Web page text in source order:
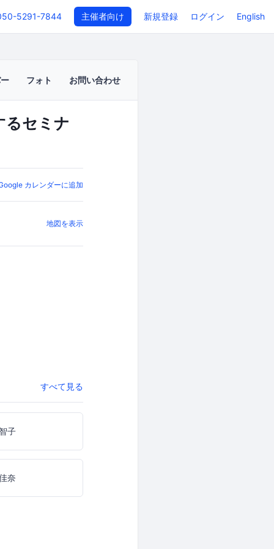
5291-7844 主催者向け 新規登録 ログイン English
フォト お問い合わせ
るセミナ
カレンダーに追加
地図を表示
すべて見る
子
奈